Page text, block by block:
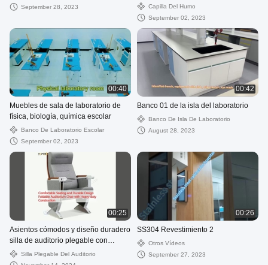
September 28, 2023
Capilla Del Humo
September 02, 2023
00:40
Muebles de sala de laboratorio de
física, biología, química escolar
Banco De Laboratorio Escolar
September 02, 2023
00:42
Banco 01 de la isla del laboratorio
Banco De Isla De Laboratorio
August 28, 2023
00:25
Asientos cómodos y diseño duradero
silla de auditorio plegable con
construcción de trabajo pesado
Silla Plegable Del Auditorio
00:26
SS304 Revestimiento 2
Otros Vídeos
September 27, 2023